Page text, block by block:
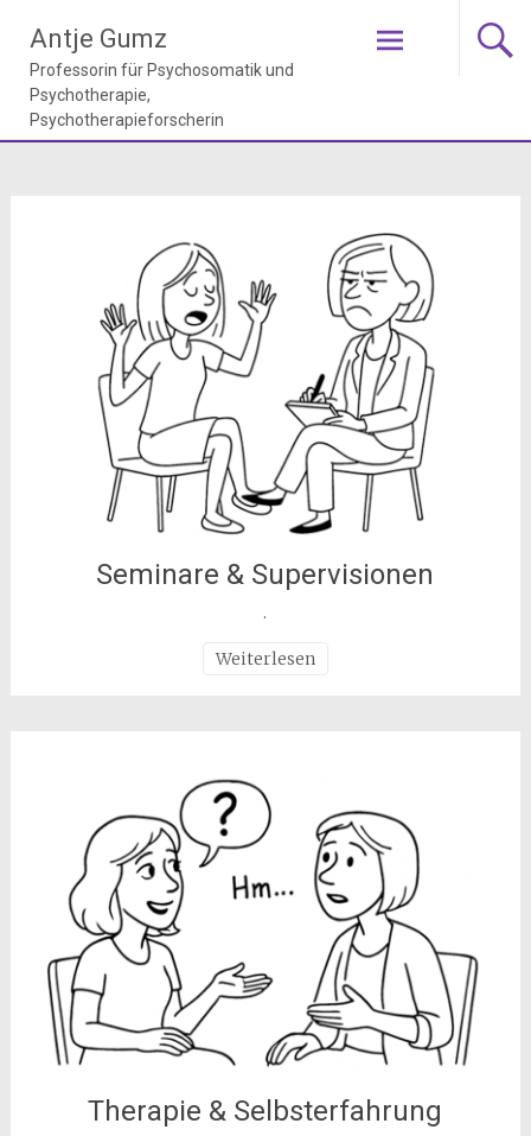
Inhalt
springen
Antje Gumz
Seminare & Supervisionen
.
Weiterlesen
Therapie & Selbsterfahrung